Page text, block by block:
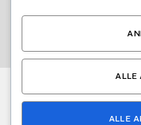
© 2026 Alle
ALLE
ALLE